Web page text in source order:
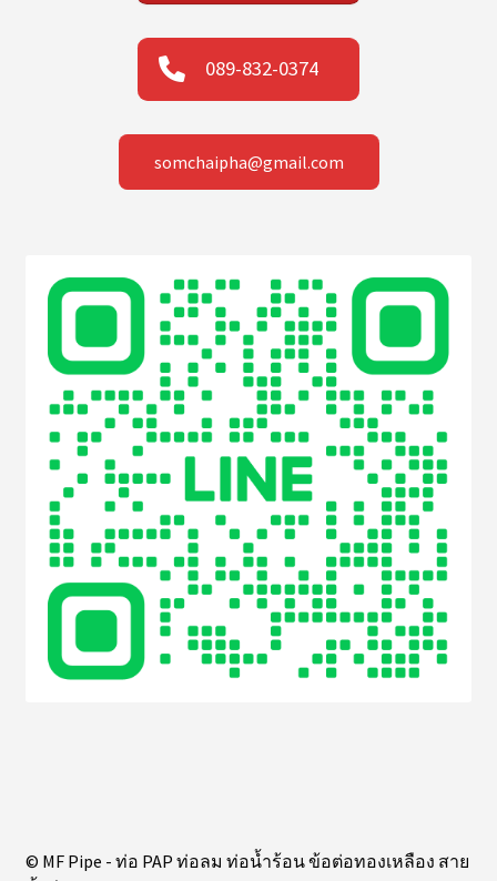
089-832-0374
somchaipha@gmail.com
© MF Pipe - ท่อ PAP ท่อลม ท่อน้ำร้อน ข้อต่อทองเหลือง สาย